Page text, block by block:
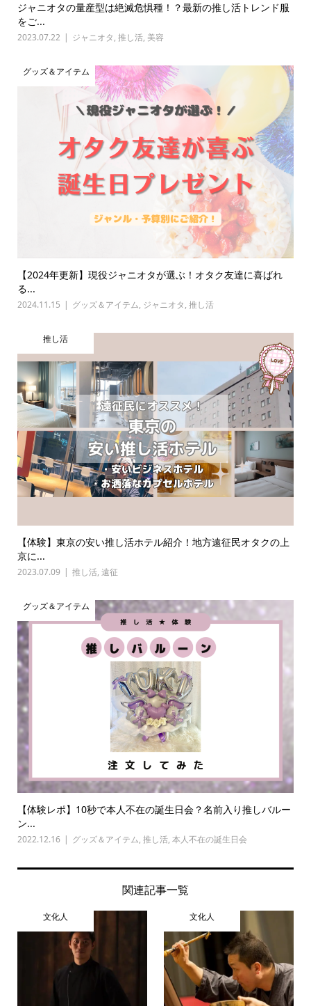
ジャニオタの量産型は絶滅危惧種！？最新の推し活トレンド服
をご...
2023.07.22 ジャニオタ, 推し活, 美容
グッズ＆アイテム
【2024年更新】現役ジャニオタが選ぶ！オタク友達に喜ばれ
る...
2024.11.15 グッズ＆アイテム, ジャニオタ, 推し活
推し活
【体験】東京の安い推し活ホテル紹介！地方遠征民オタクの上
京に...
2023.07.09 推し活, 遠征
グッズ＆アイテム
【体験レポ】10秒で本人不在の誕生日会？名前入り推しバルー
ン...
2022.12.16 グッズ＆アイテム, 推し活, 本人不在の誕生日会
関連記事一覧
文化人 文化人